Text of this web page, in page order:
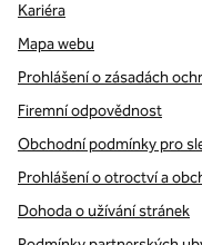
Kariéra
Mapa webu
Prohlášení o zásadách
Firemní odpovědnost
Obchodní podmínky pro
Prohlášení o otroctví a
Dohoda o užívání stránek